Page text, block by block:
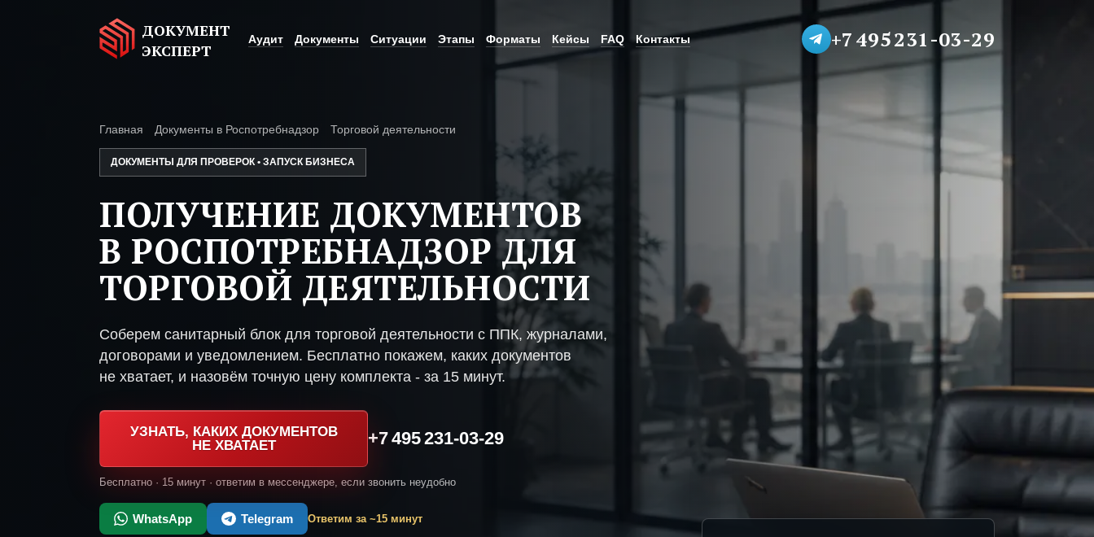
ДОКУМЕНТ
ЭКСПЕРТ
Аудит Документы Ситуации Этапы Форматы Кейсы FAQ Контакты +7 495 231-03-29
Главная Документы в Роспотребнадзор Торговой деятельности
ДОКУМЕНТЫ ДЛЯ ПРОВЕРОК • ЗАПУСК БИЗНЕСА
ПОЛУЧЕНИЕ ДОКУМЕНТОВ
В РОСПОТРЕБНАДЗОР ДЛЯ
ТОРГОВОЙ ДЕЯТЕЛЬНОСТИ
Соберем санитарный блок для торговой деятельности с ППК, журналами,
договорами и уведомлением. Бесплатно покажем, каких документов
не хватает, и назовём точную цену комплекта - за 15 минут.
УЗНАТЬ, КАКИХ ДОКУМЕНТОВ
НЕ ХВАТАЕТ
+7 495 231-03-29
Бесплатно · 15 минут · ответим в мессенджере, если звонить неудобно
WhatsApp Telegram Ответим за ~15 минут